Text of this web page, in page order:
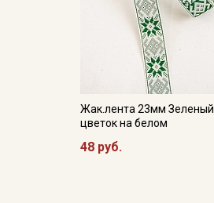
Жак.лента 23мм Зеленый
цветок на белом
48 руб.